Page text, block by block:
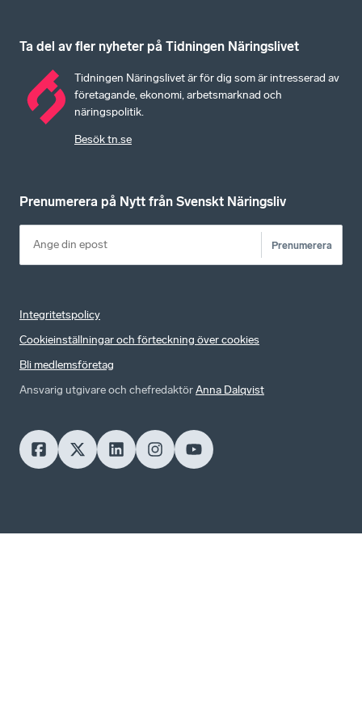
Ta del av fler nyheter på Tidningen Näringslivet
Tidningen Näringslivet är för dig som är intresserad av
företagande, ekonomi, arbetsmarknad och
näringspolitik.
Besök tn.se
Prenumerera på Nytt från Svenskt Näringsliv
Prenumerera
Integritetspolicy
Cookieinställningar och förteckning över cookies
Bli medlemsföretag
Ansvarig utgivare och chefredaktörAnna Dalqvist